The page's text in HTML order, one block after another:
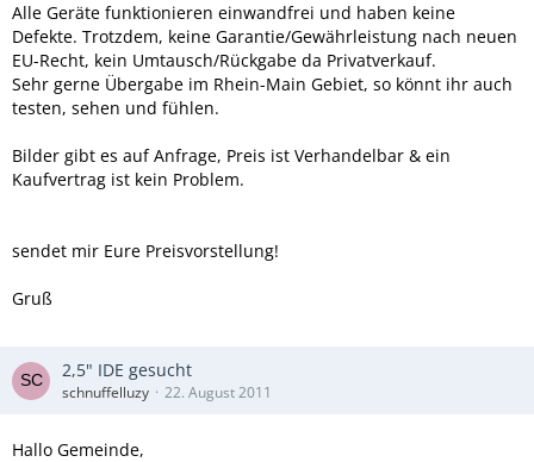
Alle Geräte funktionieren einwandfrei und haben keine
Defekte. Trotzdem, keine Garantie/Gewährleistung nach neuen
EU-Recht, kein Umtausch/Rückgabe da Privatverkauf.
Sehr gerne Übergabe im Rhein-Main Gebiet, so könnt ihr auch
testen, sehen und fühlen.
Bilder gibt es auf Anfrage, Preis ist Verhandelbar & ein
Kaufvertrag ist kein Problem.
sendet mir Eure Preisvorstellung!
Gruß
2,5" IDE gesucht
schnuffelluzy 22. August 2011
Hallo Gemeinde,